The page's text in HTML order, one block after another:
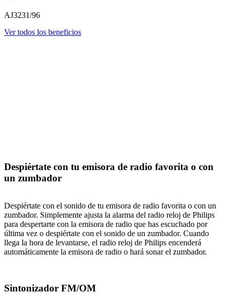
AJ3231/96
Ver todos los beneficios
Despiértate con tu emisora de radio favorita o con
un zumbador
Despiértate con el sonido de tu emisora de radio favorita o con un
zumbador. Simplemente ajusta la alarma del radio reloj de Philips
para despertarte con la emisora de radio que has escuchado por
última vez o despiértate con el sonido de un zumbador. Cuando
llega la hora de levantarse, el radio reloj de Philips encenderá
automáticamente la emisora de radio o hará sonar el zumbador.
Sintonizador FM/OM